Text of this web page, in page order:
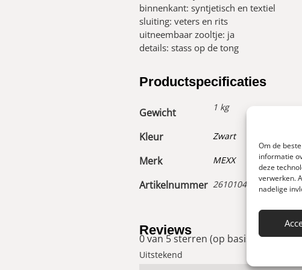
Om de
informatie
deze
verwerken.
nadelige
binnenkant: syntjetisch en textiel
sluiting: veters en rits
uitneembaar zooltje: ja
details: stass op de tong
Productspecificaties
Gewicht 1 kg
Kleur Zwart
Merk MEXX
Artikelnummer 261010432000
Reviews
0 van 5 sterren (op basis van 0
Uitstekend